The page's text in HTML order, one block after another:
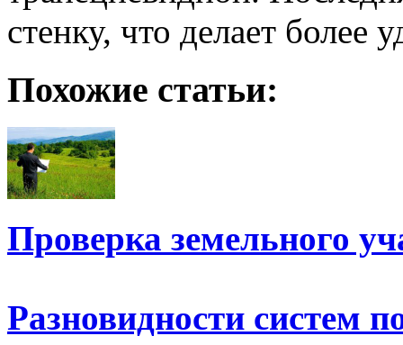
стенку, что делает более
Похожие статьи:
Проверка земельного
Разновидности систем